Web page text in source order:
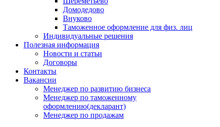
Домодедово
Внуково
Таможенное оформление для физ. лиц
Индивидуальные решения
Полезная информация
Новости и статьи
Договоры
Контакты
Вакансии
Менеджер по развитию бизнеса
Менеджер по таможенному
оформлению(декларант)
Менеджер по продажам